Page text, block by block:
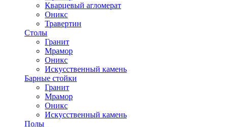
Кварцевый агломерат
Оникс
Травертин
Столы
Гранит
Мрамор
Оникс
Искусственный камень
Барные стойки
Гранит
Мрамор
Оникс
Искусственный камень
Полы